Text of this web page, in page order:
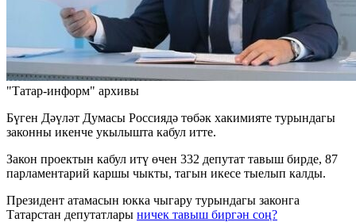
"Татар-информ" архивы
Бүген Дәүләт Думасы Россиядә төбәк хакимияте турындагы
законны икенче укылышта кабул итте.
Закон проектын кабул итү өчен 332 депутат тавыш бирде, 87
парламентарий каршы чыкты, тагын икесе тыелып калды.
Президент атамасын юкка чыгару турындагы законга
Татарстан депутатлары ничек тавыш биргән соң?